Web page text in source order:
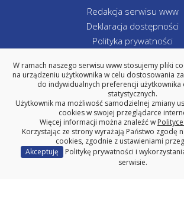
Redakcja serwisu www
Deklaracja dostępności
Polityka prywatności
Politechnika Białostocka
WYDZIAŁ INŻYNIERII
POLITECHNIKA
ul. Ojca Tarasiuka 2, 16-001
tel. centrala 85 746-98-02, fax 85
W ramach naszego serwisu www stosujemy pliki
na urządzeniu użytkownika w celu dostosowania
do indywidualnych preferencji użytkownika
statystycznych.
Użytkownik ma możliwość samodzielnej zmiany
cookies w swojej przeglądarce
Więcej informacji można znaleźć w
Korzystając ze strony wyrażają Państwo zgodę
cookies, zgodnie z ustawieniami
Akceptuję
Politykę prywatności i
serwisie.